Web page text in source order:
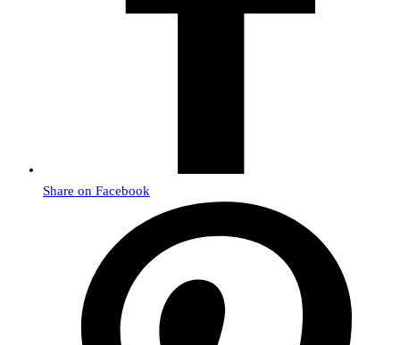
Share on Facebook